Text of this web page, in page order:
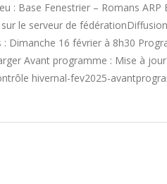
: Base Fenestrier – Romans
le serveur de
Dimanche 16 février à 8h30
Avant programme : Mise à
hivernal-fev2025-